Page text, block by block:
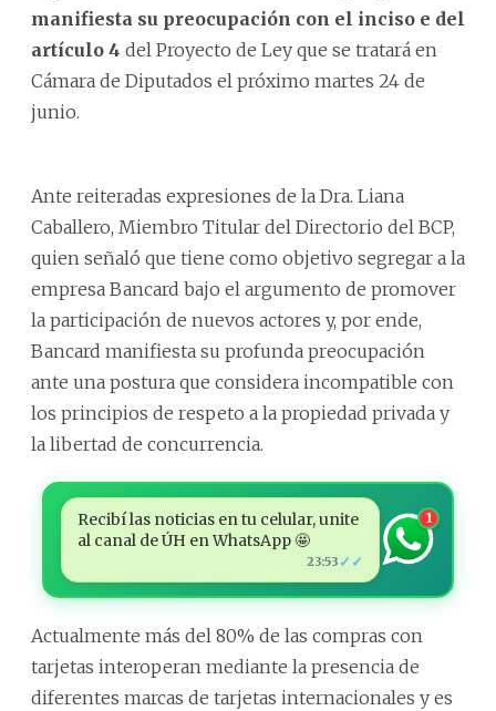
manifiesta su preocupación con el inciso e del
artículo 4 del Proyecto de Ley que se tratará en
Cámara de Diputados el próximo martes 24 de
junio.
Ante reiteradas expresiones de la Dra. Liana
Caballero, Miembro Titular del Directorio del BCP,
quien señaló que tiene como objetivo segregar a la
empresa Bancard bajo el argumento de promover
la participación de nuevos actores y, por ende,
Bancard manifiesta su profunda preocupación
ante una postura que considera incompatible con
los principios de respeto a la propiedad privada y
la libertad de concurrencia.
Recibí las noticias en tu celular, unite
al canal de ÚH en WhatsApp 🤩
23:53 ✓✓
1
Actualmente más del 80% de las compras con
tarjetas interoperan mediante la presencia de
diferentes marcas de tarjetas internacionales y es